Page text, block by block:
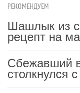
РЕКОМЕНДУЕМ
Шашлык из
рецепт на
Сбежавший
столкнулся